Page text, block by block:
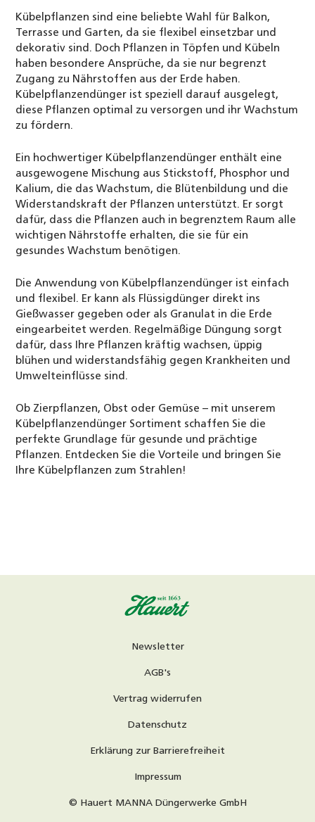
Kübelpflanzen sind eine beliebte Wahl für Balkon,
Terrasse und Garten, da sie flexibel einsetzbar und
dekorativ sind. Doch Pflanzen in Töpfen und Kübeln
haben besondere Ansprüche, da sie nur begrenzt
Zugang zu Nährstoffen aus der Erde haben.
Kübelpflanzendünger ist speziell darauf ausgelegt,
diese Pflanzen optimal zu versorgen und ihr Wachstum
zu fördern.
Ein hochwertiger Kübelpflanzendünger enthält eine
ausgewogene Mischung aus Stickstoff, Phosphor und
Kalium, die das Wachstum, die Blütenbildung und die
Widerstandskraft der Pflanzen unterstützt. Er sorgt
dafür, dass die Pflanzen auch in begrenztem Raum alle
wichtigen Nährstoffe erhalten, die sie für ein
gesundes Wachstum benötigen.
Die Anwendung von Kübelpflanzendünger ist einfach
und flexibel. Er kann als Flüssigdünger direkt ins
Gießwasser gegeben oder als Granulat in die Erde
eingearbeitet werden. Regelmäßige Düngung sorgt
dafür, dass Ihre Pflanzen kräftig wachsen, üppig
blühen und widerstandsfähig gegen Krankheiten und
Umwelteinflüsse sind.
Ob Zierpflanzen, Obst oder Gemüse – mit unserem
Kübelpflanzendünger Sortiment schaffen Sie die
perfekte Grundlage für gesunde und prächtige
Pflanzen. Entdecken Sie die Vorteile und bringen Sie
Ihre Kübelpflanzen zum Strahlen!
Newsletter
AGB's
Vertrag widerrufen
Datenschutz
Erklärung zur Barrierefreiheit
Impressum
© Hauert MANNA Düngerwerke GmbH